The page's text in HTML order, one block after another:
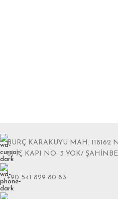
BURÇ KARAKUYU MAH.
6J İÇ KAPI NO: 3 YOK/
+90 541 829 80 83